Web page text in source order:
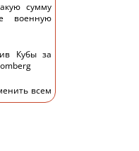
сумму
военную
Кубы за
всем